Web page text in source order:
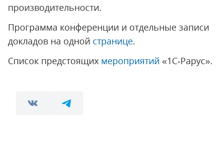
производительности.
Программа конференции и отдельные записи
докладов на одной странице.
Список предстоящих мероприятий «1С‑Рарус».